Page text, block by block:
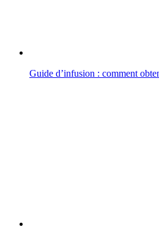
Guide d’infusion : comment